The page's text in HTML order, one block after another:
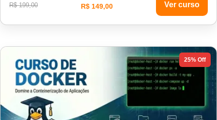
R$ 199,00 R$ 149,00 Ver curso
25% Off